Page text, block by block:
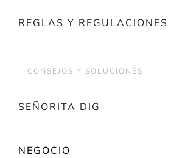
REGLAS Y REGULACIONES
CONSEJOS Y SOLUCIONES
SEÑORITA DIG
NEGOCIO